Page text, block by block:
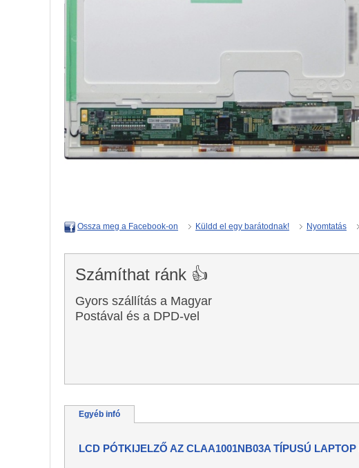
Ossza meg a Facebook-on Küldd el egy barátodnak! Nyomtatás
Számíthat ránk 👍
Gyors szállítás a Magyar
Postával és a DPD-vel
Egyéb infó
LCD PÓTKIJELZŐ AZ CLAA1001NB03A TÍPUSÚ LAPTOP